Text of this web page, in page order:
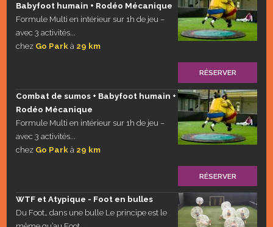
Babyfoot humain + Rodéo Mécanique
Formule Multi en intérieur sur 1h de jeu –
avec 3 activités...
chez Go Parkà 29 km
RÉSERVER
Combat de sumos + Babyfoot humain +
Rodéo Mécanique
Formule Multi en intérieur sur 1h de jeu –
avec 3 activités...
chez Go Park à 29 km
RÉSERVER
WTF et Atypique - Foot en bulles
Du Foot… dans une bulle Le principe est le